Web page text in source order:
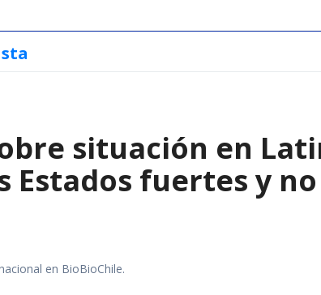
situación en
Estados fuertes y
en BioBioChile.